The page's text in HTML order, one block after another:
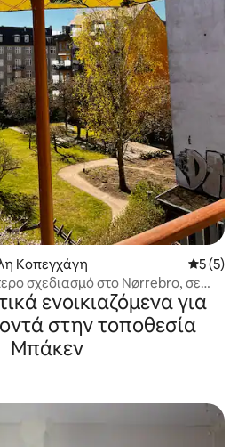
Κοπεγχάγη Μέση
5 (5)
σχεδιασμό στο Nørrebro, σε
ενοικιαζόμενα για
στην τοποθεσία
Μπάκεν